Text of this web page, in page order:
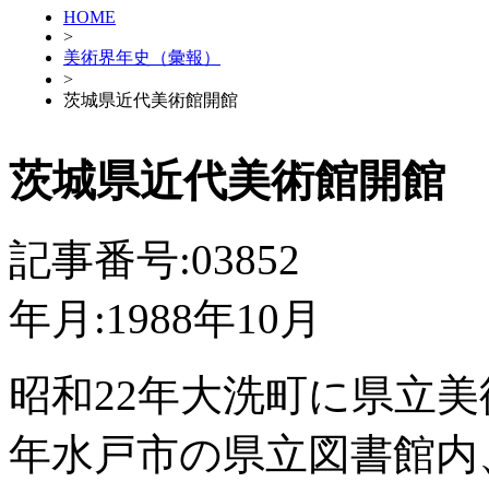
HOME
>
美術界年史（彙報）
>
茨城県近代美術館開館
茨城県近代美術館開館
記事番号:03852
年月:1988年10月
昭和22年大洗町に県立
年水戸市の県立図書館